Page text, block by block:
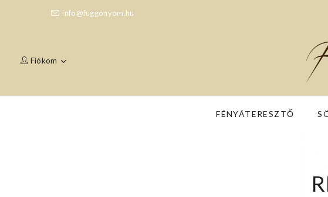
info@fuggonyom.hu
Fiókom
FÉNYÁTERESZTŐ